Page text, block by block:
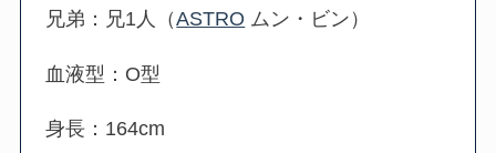
兄弟：兄1人（ASTRO ムン・ビン）
血液型：O型
身長：164cm